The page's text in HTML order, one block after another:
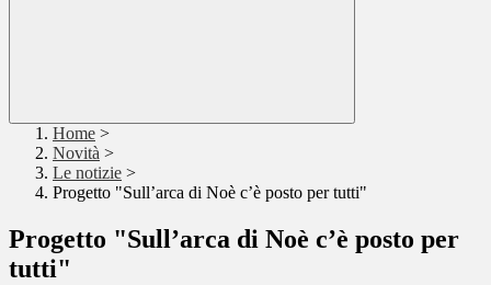
Home >
Novità >
Le notizie >
Progetto "Sull’arca di Noè c’è posto per tutti"
Progetto "Sull’arca di Noè c’è posto per
tutti"